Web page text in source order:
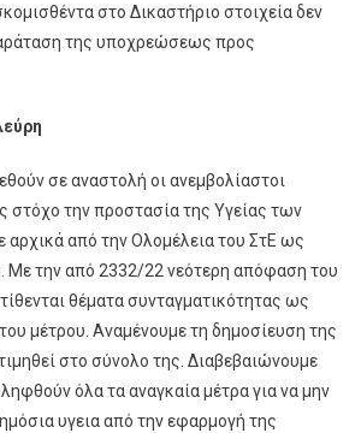
στο Δικαστήριο στοιχεία δεν
της υποχρεώσεως προς
σε αναστολή οι ανεμβολίαστοι
στόχο την προστασία της Υγείας των
αρχικά από την Ολομέλεια του ΣτΕ ως
Με την από 2332/22 νεότερη απόφαση του
θέματα συνταγματικότητας ως
μέτρου. Αναμένουμε τη δημοσίευση της
στο σύνολο της. Διαβεβαιώνουμε
όλα τα αναγκαία μέτρα για να μην
υγεια από την εφαρμογή της